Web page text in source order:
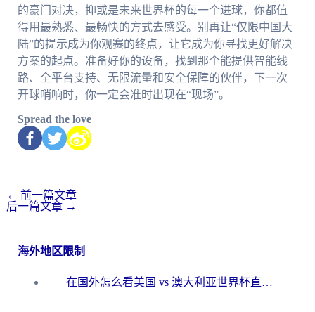
的豪门对决，抑或是未来世界杯的每一个进球，你都值
得用最熟悉、最畅快的方式去感受。别再让“仅限中国大
陆”的提示成为你观赛的终点，让它成为你寻找更好解决
方案的起点。准备好你的设备，找到那个能提供智能线
路、全平台支持、无限流量和安全保障的伙伴，下一次
开球哨响时，你一定会准时出现在“现场”。
Spread the love
← 前一篇文章
后一篇文章 →
海外地区限制
在国外怎么看美国 vs 澳大利亚世界杯直播？海外党必藏的中文解说观赛指南